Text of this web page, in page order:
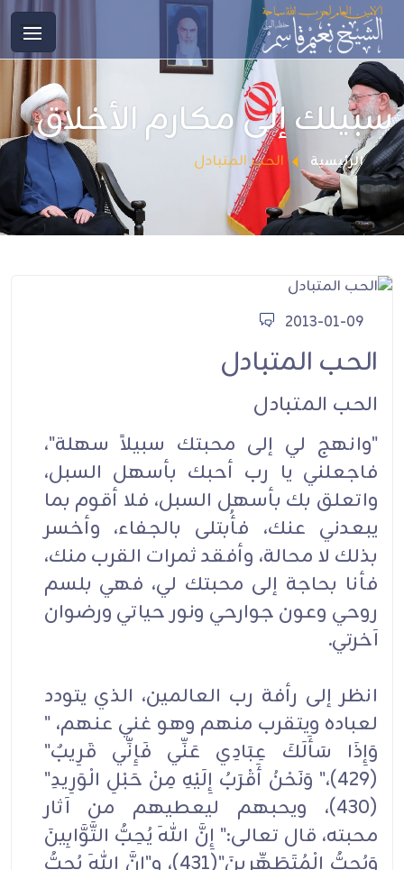
سبيلك إلى مكارم الأخلاق
الرئيسية الحب المتبادل
2013-01-09
الحب المتبادل
الحب المتبادل
"وانهج لي إلى محبتك سبيلاً سهلة"،
فاجعلني يا رب أحبك بأسهل السبل،
واتعلق بك بأسهل السبل، فلا أقوم بما
يبعدني عنك، فأُبتلى بالجفاء، وأخسر
بذلك لا محالة، وأفقد ثمرات القرب منك،
فأنا بحاجة إلى محبتك لي، فهي بلسم
روحي وعون جوارحي ونور حياتي ورضوان
آخرتي.
انظر إلى رأفة رب العالمين، الذي يتودد
لعباده ويتقرب منهم وهو غني عنهم، "
وَإِذَا سَأَلَكَ عِبَادِي عَنِّي فَإِنِّي قَرِيبٌ"
(429)،" وَنَحْنُ أَقْرَبُ إِلَيْهِ مِنْ حَبْلِ الْوَرِيدِ"
(430)، ويحبهم ليعطيهم من آثار
محبته، قال تعالى:" إِنَّ اللهَ يُحِبُّ التَّوَّابِينَ